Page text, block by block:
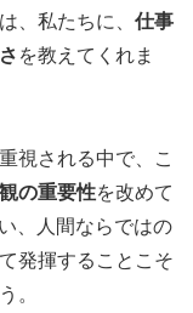
、私たちに、 仕事
を教えてくれま
視される中で、こ
の重要性を改めて
、人間ならではの
発揮することこそ
。